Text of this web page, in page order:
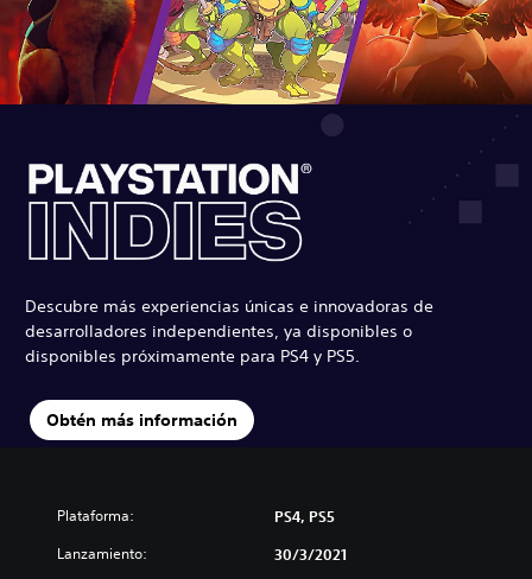
Descubre más experiencias únicas e innovadoras de
desarrolladores independientes, ya disponibles o
disponibles próximamente para PS4 y PS5.
Obtén más información
Plataforma: PS4, PS5
Lanzamiento: 30/3/2021